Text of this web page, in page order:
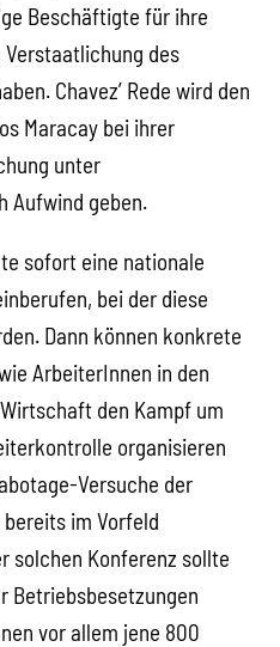
Beschäftigte für ihre
des
Chavez’ Rede wird den
Maracay bei ihrer
unter
Aufwind geben.
sofort eine nationale
bei der diese
Dann können konkrete
ArbeiterInnen in den
den Kampf um
organisieren
Versuche der
im Vorfeld
solchen Konferenz sollte
Betriebsbesetzungen
vor allem jene 800